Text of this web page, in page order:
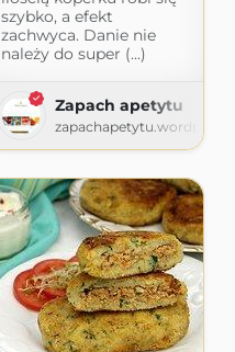
szybko, a efekt
zachwyca. Danie nie
należy do super (...)
Zapach apetytu